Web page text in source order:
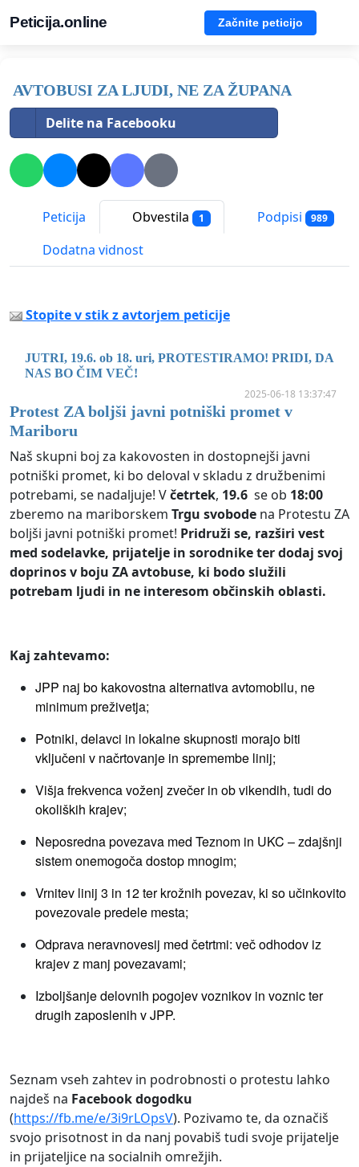
Peticija.online Začnite peticijo
AVTOBUSI ZA LJUDI, NE ZA ŽUPANA
Delite na Facebooku
Peticija Obvestila 1 Podpisi 989
Dodatna vidnost
Stopite v stik z avtorjem peticije
JUTRI, 19.6. ob 18. uri, PROTESTIRAMO! PRIDI, DA
NAS BO ČIM VEČ!
2025-06-18 13:37:47
Protest ZA boljši javni potniški promet v
Mariboru
Naš skupni boj za kakovosten in dostopnejši javni
potniški promet, ki bo deloval v skladu z družbenimi
potrebami, se nadaljuje! Včetrtek, 19.6 se ob 18:00
zberemo na mariborskem Trgu svobode na Protestu ZA
boljši javni potniški promet! Pridruži se, razširi vest
med sodelavke, prijatelje in sorodnike ter dodaj svoj
doprinos v boju ZA avtobuse, ki bodo služili
potrebam ljudi in ne interesom občinskih oblasti.
Kaj zahtevamo:
JPP naj bo kakovostna alternativa avtomobilu, ne
minimum preživetja;
Potniki, delavci in lokalne skupnosti morajo biti
vključeni v načrtovanje in spremembe linij;
Višja frekvenca voženj zvečer in ob vikendih, tudi do
okoliških krajev;
Neposredna povezava med Teznom in UKC – zdajšnji
sistem onemogoča dostop mnogim;
Vrnitev linij 3 in 12 ter krožnih povezav, ki so učinkovito
povezovale predele mesta;
Odprava neravnovesij med četrtmi: več odhodov iz
krajev z manj povezavami;
Izboljšanje delovnih pogojev voznikov in voznic ter
drugih zaposlenih v JPP.
Seznam vseh zahtev in podrobnosti o protestu lahko
najdeš na Facebook dogodku
(https://fb.me/e/3i9rLOpsV). Pozivamo te, da označiš
svojo prisotnost in da nanj povabiš tudi svoje prijatelje
in prijateljice na socialnih omrežjih.